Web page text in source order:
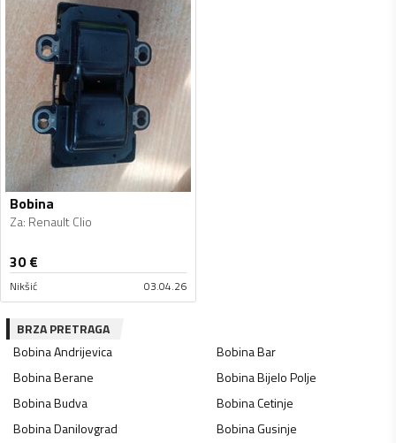
Bobina
Za: Renault Clio
30€
Nikšić 03.04.26
BRZA PRETRAGA
BobinaAndrijevica BobinaBar
BobinaBerane BobinaBijelo Polje
BobinaBudva BobinaCetinje
BobinaDanilovgrad BobinaGusinje